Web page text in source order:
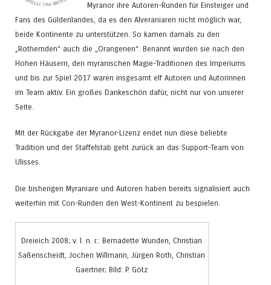
Myranor ihre Autoren-Runden für Einsteiger und
Fans des Güldenlandes, da es den Alveraniaren nicht möglich war,
beide Kontinente zu unterstützen. So kamen damals zu den
„Rothemden“ auch die „Orangenen“. Benannt wurden sie nach den
Hohen Häusern, den myranischen Magie-Traditionen des Imperiums
und bis zur Spiel 2017 waren insgesamt elf Autoren und Autorinnen
im Team aktiv. Ein großes Dankeschön dafür, nicht nur von unserer
Seite.
Mit der Rückgabe der Myranor-Lizenz endet nun diese beliebte
Tradition und der Staffelstab geht zurück an das Support-Team von
Ulisses.
Die bisherigen Myraniare und Autoren haben bereits signalisiert auch
weiterhin mit Con-Runden den West-Kontinent zu bespielen.
Dreieich 2008; v. l. n. r.: Bernadette Wunden, Christian
Saßenscheidt, Jochen Willmann, Jürgen Roth, Christian
Gaertner; Bild: P. Götz